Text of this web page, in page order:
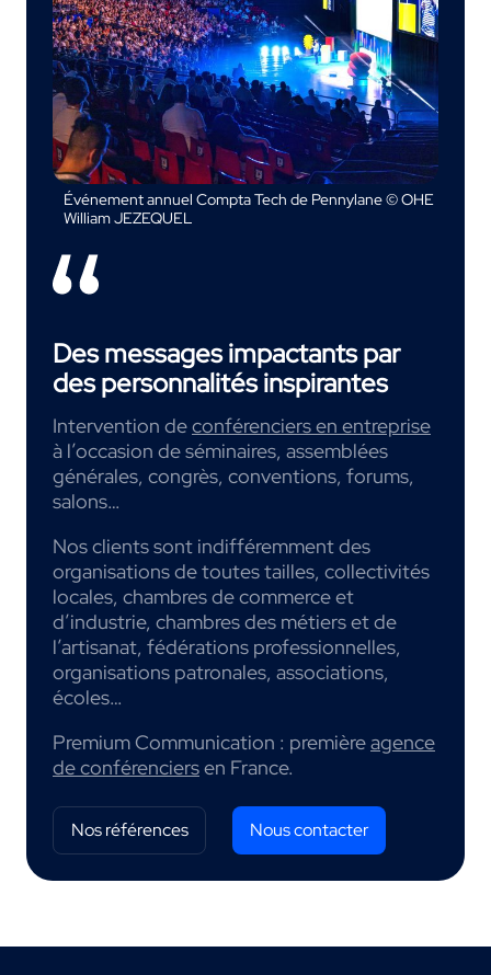
Événement annuel Compta Tech de Pennylane © OHE
William JEZEQUEL
Des messages impactants par
des personnalités inspirantes
Intervention deconférenciers en entreprise
à l’occasion de séminaires, assemblées
générales, congrès, conventions, forums,
salons…
Nos clients sont indifféremment des
organisations de toutes tailles, collectivités
locales, chambres de commerce et
d’industrie, chambres des métiers et de
l’artisanat, fédérations professionnelles,
organisations patronales, associations,
écoles…
Premium Communication : premièreagence
de conférenciersen France.
Nos références Nous contacter